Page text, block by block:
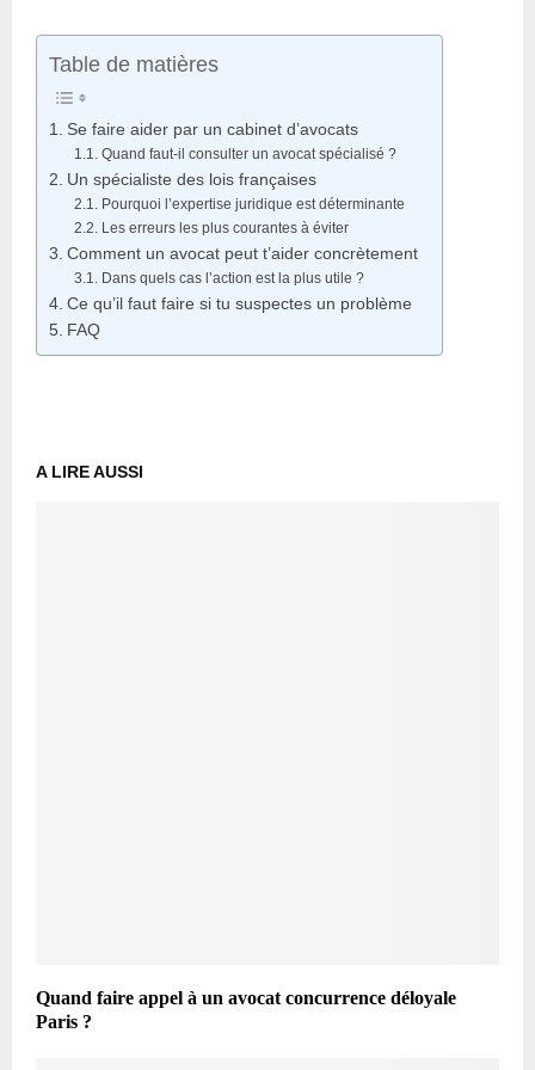
Table de matières
Se faire aider par un cabinet d’avocats
Quand faut-il consulter un avocat spécialisé ?
Un spécialiste des lois françaises
Pourquoi l’expertise juridique est déterminante
Les erreurs les plus courantes à éviter
Comment un avocat peut t’aider concrètement
Dans quels cas l’action est la plus utile ?
Ce qu’il faut faire si tu suspectes un problème
FAQ
A LIRE AUSSI
Quand faire appel à un avocat concurrence déloyale
Paris ?